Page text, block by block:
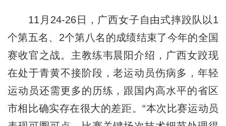
11月24-26日，广西女子自由式摔跤队以1
个第五名、2个第八名的成绩结束了今年的全国
赛收官之战。主教练韦晨阳介绍，广西女跤现
在处于青黄不接阶段，老运动员伤病多，年轻
运动员还需更多的历练，跟国内高水平的省区
市相比确实存在很大的差距。“本次比赛运动员